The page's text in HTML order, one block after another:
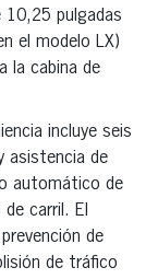
10,25 pulgadas
el modelo LX)
la cabina de
incluye seis
asistencia de
automático de
carril. El
de
de tráfico